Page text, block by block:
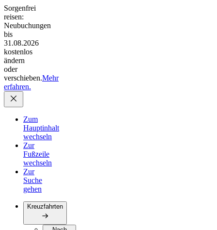
Sorgenfrei
reisen:
Neubuchungen
bis
31.08.2026
kostenlos
ändern
oder
verschieben.Mehr
erfahren.
Zum
Hauptinhalt
wechseln
Zur
Fußzeile
wechseln
Zur
Suche
gehen
Kreuzfahrten